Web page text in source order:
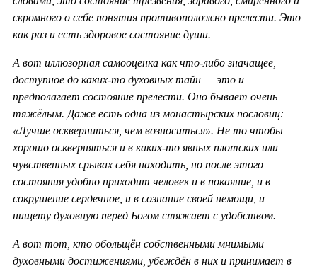
скромного о себе понятия противоположно прелести. Это
как раз и есть здоровое состояние души.
А вот иллюзорная самооценка как что-либо значащее,
доступное до каких-то духовных тайн — это и
предполагает состояние прелести. Оно бывает очень
тяжёлым. Даже есть одна из монастырских пословиц:
«Лучше оскверниться, чем возноситься». Не то чтобы
хорошо оскверняться и в каких-то явных плотских или
чувственных срывах себя находить, но после этого
состояния удобно приходит человек и в покаяние, и в
сокрушение сердечное, и в сознание своей немощи, и
нищету духовную перед Богом стяжает с удобством.
А вот тот, кто обольщён собственными мнимыми
духовными достижениями, убеждён в них и принимает в